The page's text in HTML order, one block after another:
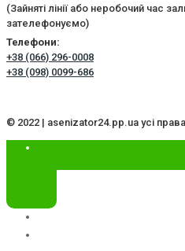
(Зайняті лінії або неробочий час
зателефонуємо)
Телефони:
+38 (066) 296-0008
+38 (098) 0099-686
© 2022 | asenizator24.pp.ua усі